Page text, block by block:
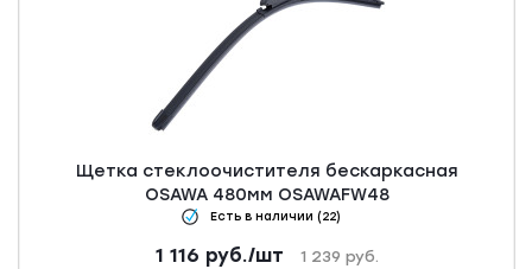
Щетка стеклоочистителя бескаркасная
OSAWA 480мм OSAWAFW48
Есть в наличии (22)
1 116 руб./шт 1 239 руб.